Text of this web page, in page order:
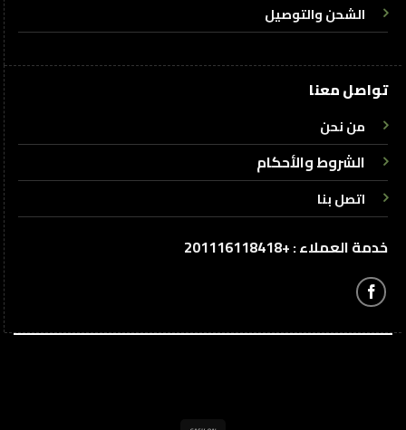
الشحن والتوصيل
تواصل معنا
من نحن
الشروط والأحكام
اتصل بنا
خدمة العملاء : +201116118418